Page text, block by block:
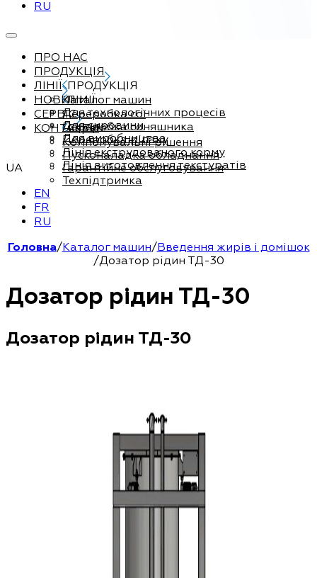
RU
ПРО НАС
ПРОДУКЦІЯ
ПРОДУКЦІЯ
Каталог машин
Для технологічних процесів
Для сировини
Для виробництва
ЛІНІЇ
ЛІНІЇ
Переробка сої
Переробка соняшника
Переробка ріпаку
Лінія екструдованого корму
Лінія виготовлення текстуратів
НОВИНИ
СЕРВІС
Сервіс
Компонувальні рішення
Пусконаладка обладнання
Гарантійне обслуговування
Техпідтримка
КОНТАКТИ
UA
EN
FR
RU
Головна/Каталог машин/Введення жирів і домішок
/Дозатор рідин ТД-30
Дозатор рідин ТД-30
Дозатор рідин ТД-30